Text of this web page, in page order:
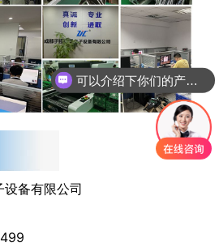
备有限公司
你们是怎么收费的呢